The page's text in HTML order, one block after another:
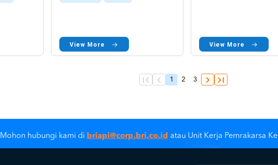
View More View More
First pageHalaman sebelumnya
Halaman
1 Page
2 Page
3
Halaman berikutnya
Last page
Mohon hubungi kami di briapi@corp.bri.co.id atau Unit Kerja Pemrakarsa